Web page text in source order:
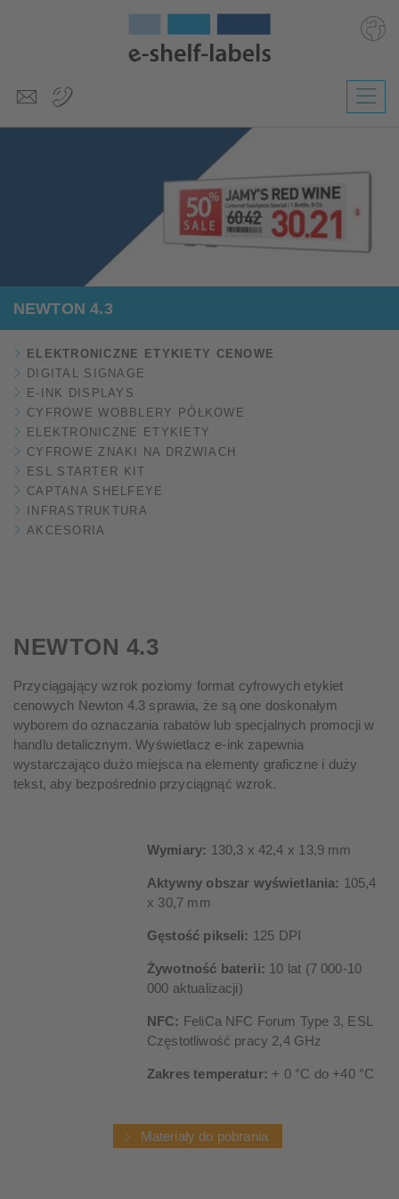
Magyar Slovenščina
Nederlands
NEWTON 4.3
ELEKTRONICZNE ETYKIETY CENOWE
DIGITAL SIGNAGE
E-INK DISPLAYS
CYFROWE WOBBLERY PÓŁKOWE
ELEKTRONICZNE ETYKIETY
CYFROWE ZNAKI NA DRZWIACH
ESL STARTER KIT
CAPTANA SHELFEYE
INFRASTRUKTURA
AKCESORIA
NEWTON 4.3
Przyciągający wzrok poziomy format cyfrowych etykiet
cenowych Newton 4.3 sprawia, że są one doskonałym
wyborem do oznaczania rabatów lub specjalnych promocji w
handlu detalicznym. Wyświetlacz e-ink zapewnia
wystarczająco dużo miejsca na elementy graficzne i duży
tekst, aby bezpośrednio przyciągnąć wzrok.
Wymiary: 130,3 x 42,4 x 13,9 mm
Aktywny obszar wyświetlania: 105,4
x 30,7 mm
Gęstość pikseli: 125 DPI
Żywotność baterii: 10 lat (7 000-10
000 aktualizacji)
NFC: FeliCa NFC Forum Type 3, ESL
Częstotliwość pracy 2,4 GHz
Zakres temperatur: + 0 °C do +40 °C
Materiały do pobrania